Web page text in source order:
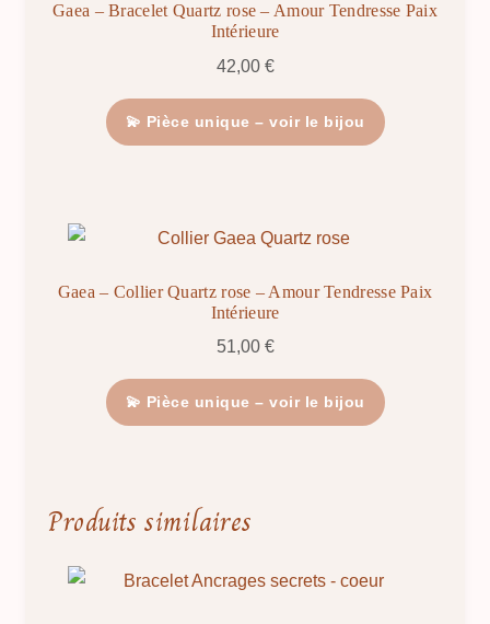
Gaea – Bracelet Quartz rose – Amour Tendresse Paix
Intérieure
42,00 €
💫 Pièce unique – voir le bijou
Gaea – Collier Quartz rose – Amour Tendresse Paix
Intérieure
51,00 €
💫 Pièce unique – voir le bijou
Produits similaires